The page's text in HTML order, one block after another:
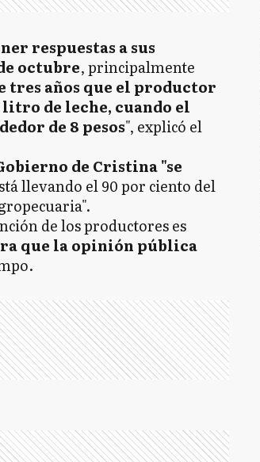
respuestas a sus
octubre, principalmente
tres años que el productor
litro de leche, cuando el
de 8 pesos", explicó el
de Cristina "se
llevando el 90 por ciento del
de los productores es
que la opinión pública